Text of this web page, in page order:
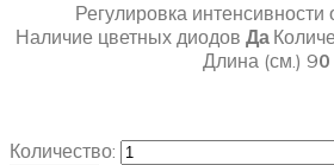
Регулировка
Наличие цветных диодов Да
Длина (см.) 90
Количество: